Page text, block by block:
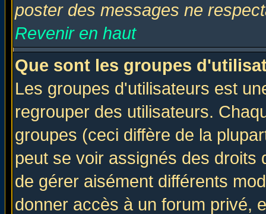
poster des messages ne
Revenir en haut
Que sont les groupes
Les groupes d'utilisateurs est
regrouper des utilisateurs.
groupes (ceci diffère de la
peut se voir assignés des
de gérer aisément différents
donner accès à un forum privé,